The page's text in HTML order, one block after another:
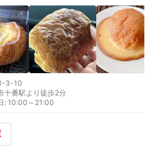
3-10
十番駅より徒歩2分
: 10:00～21:00